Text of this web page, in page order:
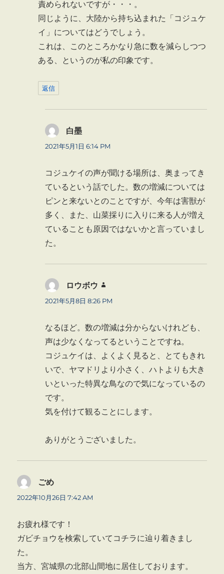
責められないですが・・・。
同じように、大陸から持ち込まれた「コジュケ
イ」についてはどうでしょう。
これは、このところかなり急に数を減らしつつ
ある、というのが私の印象です。
返信
白墨
り:
2021年5月1日 6:14 PM
コジュケイの声が聞ける場所は、奥まってき
ているという話でした。数の増減については
ピンと来ないとのことですが、今年は害獣が
多く、また、山菜採りに入りに来る人が増え
ていることも原因ではないかと言っていまし
た。
ロウボウ
り:
2021年5月8日 8:26 PM
なるほど。数の増減は分からないけれども、
声は少なくなってるということですね。
コジュケイは、よくよく見ると、とてもきれ
いで、ヤマドリより小さく、ハトよりも大き
いといった特異な鳥なので気になっているの
です。
気を付けて観ることにします。
ありがとうございました。
ごめ
り:
2022年10月26日 7:42 AM
お疲れ様です！
ガビチョウを検索していてコチラに辿り着きまし
た。
当方、宮城県の北部山間地に居住しております。